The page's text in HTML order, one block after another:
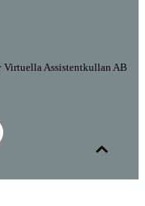
Assistentkullan AB